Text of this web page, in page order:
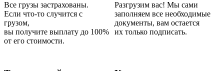
Все грузы застрахованы.
Если что-то случится с
грузом,
вы получите выплату до 100%
от его стоимости.
Разгрузим вас! Мы сами
заполняем все необходимые
документы, вам остается
их только подписать.